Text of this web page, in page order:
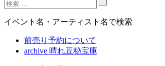
イベント名・アーティスト名で検索
前売り予約について
archive 晴れ豆秘宝庫